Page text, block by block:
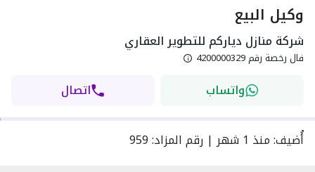
وكيل البيع
شركة منازل دياركم للتطوير العقاري
فال رخصة رقم4200000329
واتساب اتصال
أُضيف:منذ 1 شهر | رقم المزاد:
959